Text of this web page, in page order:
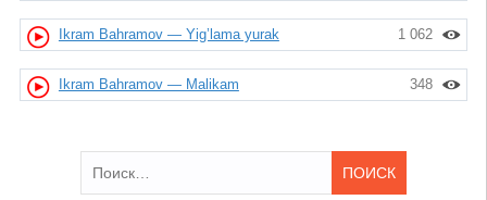
1 062
Ikram Bahramov — Yig’lama yurak
348
Ikram Bahramov — Malikam